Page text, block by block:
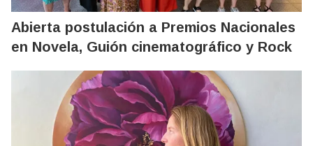
Abierta postulación a Premios Nacionales
en Novela, Guión cinematográfico y Rock